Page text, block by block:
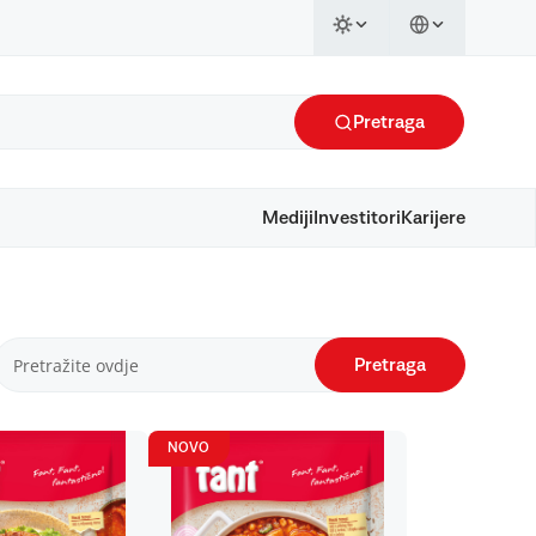
Pretraga
Mediji Investitori Karijere
Pretraga
NOVO